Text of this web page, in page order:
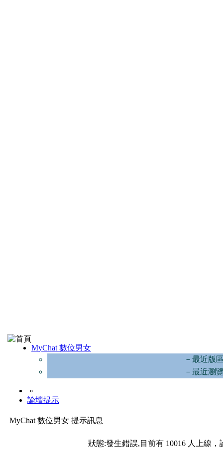
MyChat 數位男女
－最近版
－最近瀏
»
論壇提示
MyChat 數位男女 提示訊息
狀態:發生錯誤,目前有 10016 人上線